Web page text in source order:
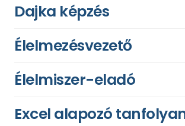
Dajka képzés
Élelmezésvezető
Élelmiszer-eladó
Excel alapozó